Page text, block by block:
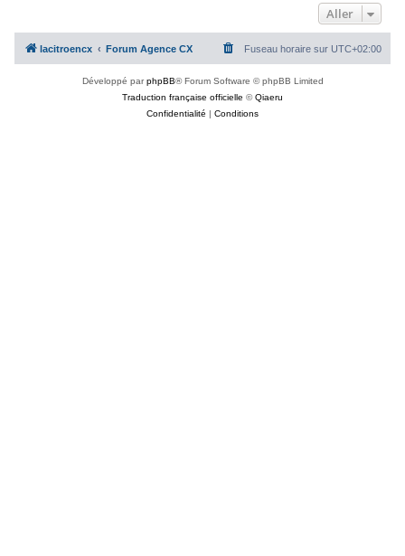
Aller
lacitroencx Forum Agence CX Fuseau horaire sur UTC+02:00
Développé parphpBB® Forum Software © phpBB Limited
Traduction française officielle ©Qiaeru
Confidentialité | Conditions